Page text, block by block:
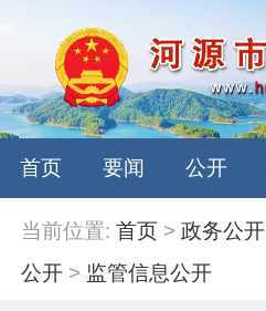
首页 要闻 公开
当前位置: 首页 >政务公开
公开 > 监管信息公开